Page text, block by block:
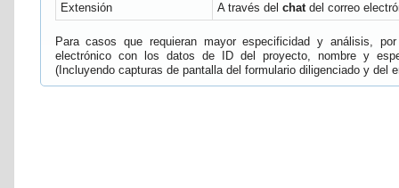
Extensión
A través del chatdel correo
Para casos que requieran mayor especificidad y análisis,
electrónico con los datos de ID del proyecto, nombre y
(Incluyendo capturas de pantalla del formulario diligenciado y del